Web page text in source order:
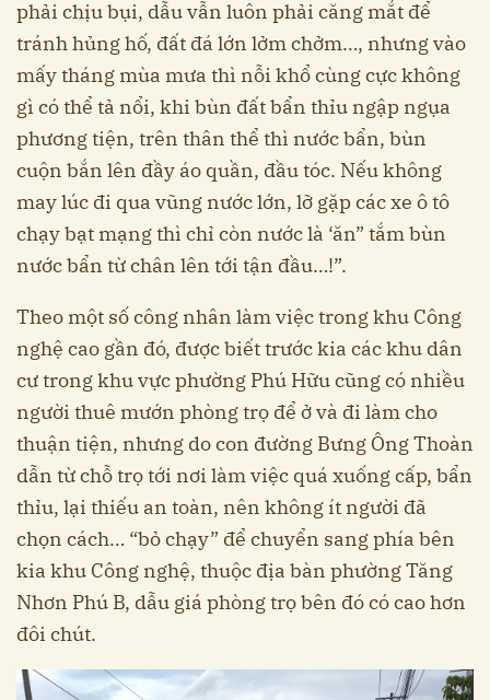
phải chịu bụi, dẫu vẫn luôn phải căng mắt để
tránh hủng hố, đất đá lớn lởm chởm…, nhưng vào
mấy tháng mùa mưa thì nỗi khổ cùng cực không
gì có thể tả nổi, khi bùn đất bẩn thỉu ngập ngụa
phương tiện, trên thân thể thì nước bẩn, bùn
cuộn bắn lên đầy áo quần, đầu tóc. Nếu không
may lúc đi qua vũng nước lớn, lỡ gặp các xe ô tô
chạy bạt mạng thì chỉ còn nước là ‘ăn” tắm bùn
nước bẩn từ chân lên tới tận đầu…!”.
Theo một số công nhân làm việc trong khu Công
nghệ cao gần đó, được biết trước kia các khu dân
cư trong khu vực phường Phú Hữu cũng có nhiều
người thuê mướn phòng trọ để ở và đi làm cho
thuận tiện, nhưng do con đường Bưng Ông Thoàn
dẫn từ chỗ trọ tới nơi làm việc quá xuống cấp, bẩn
thỉu, lại thiếu an toàn, nên không ít người đã
chọn cách… “bỏ chạy” để chuyển sang phía bên
kia khu Công nghệ, thuộc địa bàn phường Tăng
Nhơn Phú B, dẫu giá phòng trọ bên đó có cao hơn
đôi chút.